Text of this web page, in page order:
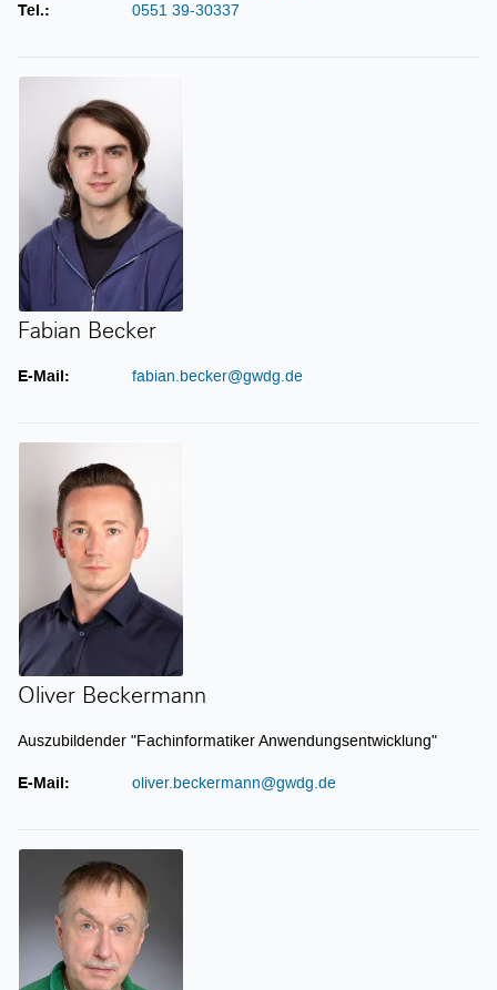
Tel.:
0551 39-30337
Fabian Becker
E-Mail: fabian.becker@gwdg.de
Oliver Beckermann
Auszubildender "Fachinformatiker Anwendungsentwicklung"
E-Mail: oliver.beckermann@gwdg.de